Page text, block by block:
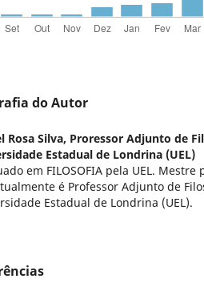
do Autor
Rosa Silva, Proressor Adjunto de
Estadual de Londrina (UEL)
em FILOSOFIA pela UEL. Mestre
é Professor Adjunto de
Estadual de Londrina (UEL).